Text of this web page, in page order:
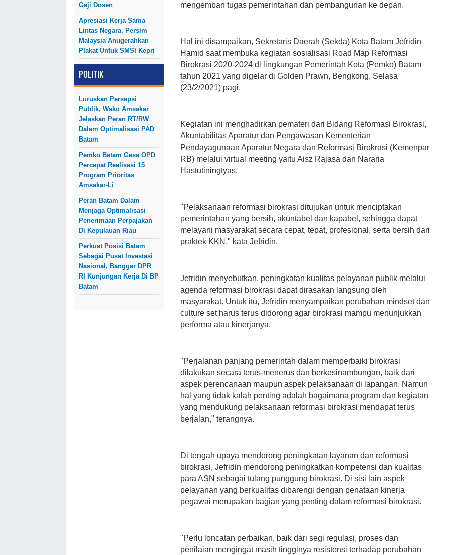
Gaji Dosen
Apresiasi Kerja Sama
Lintas Negara, Persim
Malaysia Anugerahkan
Plakat Untuk SMSI Kepri
POLITIK
Luruskan Persepsi
Publik, Wako Amsakar
Jelaskan Peran RT/RW
Dalam Optimalisasi PAD
Batam
Pemko Batam Gesa OPD
Percepat Realisasi 15
Program Prioritas
Amsakar-Li
Peran Batam Dalam
Menjaga Optimalisasi
Penerimaan Perpajakan
Di Kepulauan Riau
Perkuat Posisi Batam
Sebagai Pusat Investasi
Nasional, Banggar DPR
RI Kunjungan Kerja Di BP
Batam
mengemban tugas pemerintahan dan pembangunan ke depan.
Hal ini disampaikan, Sekretaris Daerah (Sekda) Kota Batam Jefridin
Hamid saat membuka kegiatan sosialisasi Road Map Reformasi
Birokrasi 2020-2024 di lingkungan Pemerintah Kota (Pemko) Batam
tahun 2021 yang digelar di Golden Prawn, Bengkong, Selasa
(23/2/2021) pagi.
Kegiatan ini menghadirkan pemateri dari Bidang Reformasi Birokrasi,
Akuntabilitas Aparatur dan Pengawasan Kementerian
Pendayagunaan Aparatur Negara dan Reformasi Birokrasi (Kemenpar
RB) melalui virtual meeting yaitu Aisz Rajasa dan Nararia
Hastutiningtyas.
"Pelaksanaan reformasi birokrasi ditujukan untuk menciptakan
pemerintahan yang bersih, akuntabel dan kapabel, sehingga dapat
melayani masyarakat secara cepat, tepat, profesional, serta bersih dari
praktek KKN," kata Jefridin.
Jefridin menyebutkan, peningkatan kualitas pelayanan publik melalui
agenda reformasi birokrasi dapat dirasakan langsung oleh
masyarakat. Untuk itu, Jefridin menyampaikan perubahan mindset dan
culture set harus terus didorong agar birokrasi mampu menunjukkan
performa atau kinerjanya.
"Perjalanan panjang pemerintah dalam memperbaiki birokrasi
dilakukan secara terus-menerus dan berkesinambungan, baik dari
aspek perencanaan maupun aspek pelaksanaan di lapangan. Namun
hal yang tidak kalah penting adalah bagaimana program dan kegiatan
yang mendukung pelaksanaan reformasi birokrasi mendapat terus
berjalan," terangnya.
Di tengah upaya mendorong peningkatan layanan dan reformasi
birokrasi, Jefridin mendorong peningkatkan kompetensi dan kualitas
para ASN sebagai tulang punggung birokrasi. Di sisi lain aspek
pelayanan yang berkualitas dibarengi dengan penataan kinerja
pegawai merupakan bagian yang penting dalam reformasi birokrasi.
"Perlu loncatan perbaikan, baik dari segi regulasi, proses dan
penilaian mengingat masih tingginya resistensi terhadap perubahan